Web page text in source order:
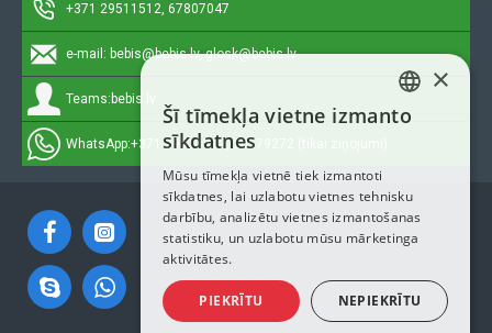
+371 29511512, 67807047
e-mail: bebis@bebis.lv, glosk@bebis.lv
Teams: bebis.lv
WhatsApp:+371 29511512, 20579272 (tikai ziņojumi)
LATVIAN
ENGLISH
×
Šī tīmekļa vietne izmanto
sīkdatnes
Mūsu tīmekļa vietnē tiek izmantoti
sīkdatnes, lai uzlabotu vietnes tehnisku
darbību, analizētu vietnes izmantošanas
statistiku, un uzlabotu mūsu mārketinga
aktivitātes.
PIEKRĪTU NEPIEKRĪTU